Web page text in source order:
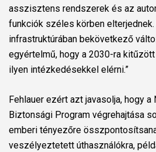
asszisztens rendszerek és az
funkciók széles körben
infrastruktúrában bekövetkező
egyértelmű, hogy a 2030-ra
ilyen intézkedésekkel elérni.”
Fehlauer ezért azt javasolja, hogy
Biztonsági Program végrehajtása
emberi tényezőre
veszélyeztetett úthasználókra,